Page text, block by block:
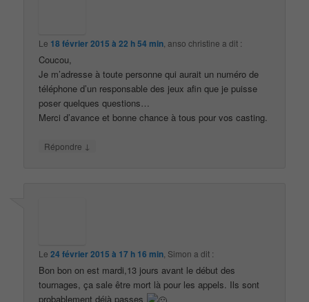
Le 18 février 2015 à 22 h 54 min ,anso christine a dit :
Coucou,
Je m’adresse à toute personne qui aurait un numéro de
téléphone d’un responsable des jeux afin que je puisse
poser quelques questions…
Merci d’avance et bonne chance à tous pour vos casting.
Répondre ↓
Le24 février 2015 à 17 h 16 min Simon a dit :
Bon bon on est mardi,13 jours avant le début des
tournages, ça sale être mort là pour les appels. Ils sont
probablement déjà passes